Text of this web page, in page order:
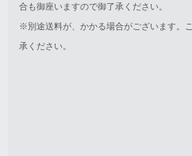
合も御座いますので御了承ください。
※別途送料が、かかる場合がございます。
承ください。